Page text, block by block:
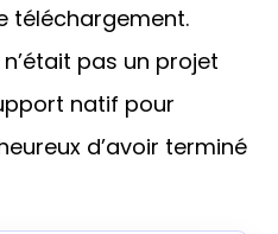
téléchargement.
n’était pas un projet
natif pour
d’avoir terminé